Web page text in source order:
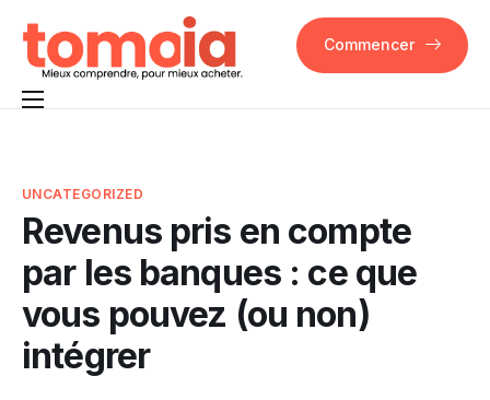
FAQ
Contact
Commencer
UNCATEGORIZED
Revenus pris en compte
par les banques : ce que
vous pouvez (ou non)
intégrer